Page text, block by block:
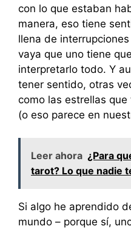
con lo que estaban
manera, eso tiene
llena de
vaya que uno tiene
interpretarlo todo. Y
tener sentido, otras
como las estrellas
(o eso parece en
Leer ahora ¿Para
tarot? Lo que nadie
Si algo he aprendido
mundo – porque sí,